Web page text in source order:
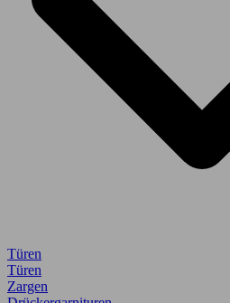
Türen
Türen
Zargen